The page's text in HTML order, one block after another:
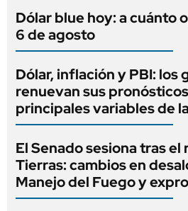
Dólar blue hoy: a cuánto
6 de agosto
Dólar, inflación y PBI: los
renuevan sus
principales variables de
El Senado sesiona tras el
Tierras: cambios en
Manejo del Fuego y